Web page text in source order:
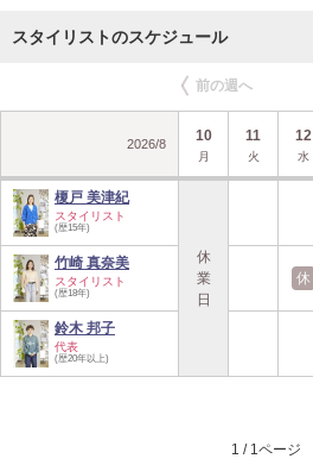
スタイリストのスケジュール
前の週へ
2026/8 10
月
11
火
12
水
榎戸 美津紀
スタイリスト
(歴15年)
竹崎 真奈美
スタイリスト
(歴18年)
鈴木 邦子
代表
(歴20年以上)
休
業
日
休
1 / 1ページ